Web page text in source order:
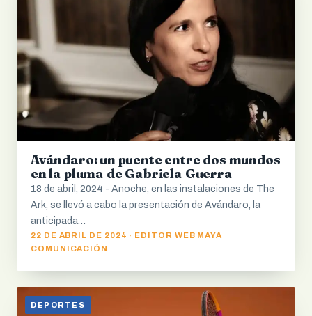
Avándaro: un puente entre dos mundos
en la pluma de Gabriela Guerra
18 de abril, 2024 - Anoche, en las instalaciones de The
Ark, se llevó a cabo la presentación de Avándaro, la
anticipada…
22 DE ABRIL DE 2024 · EDITOR WEB MAYA
COMUNICACIÓN
DEPORTES